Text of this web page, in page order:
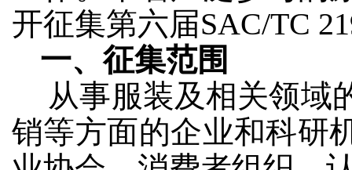
开征集第六届SAC/TC
一、征集范围
从事服装及相关领域
销等方面的企业和科研